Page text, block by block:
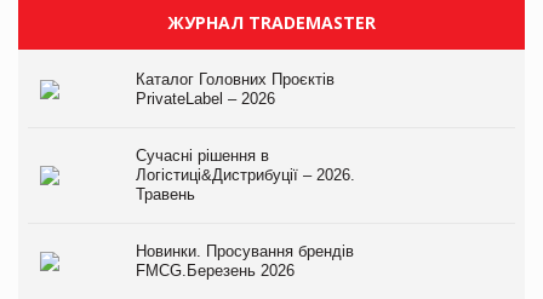
ЖУРНАЛ TRADEMASTER
Каталог Головних Проєктів
PrivateLabel – 2026
Сучасні рішення в
Логістиці&Дистрибуції – 2026.
Травень
Новинки. Просування брендів
FMCG.Березень 2026